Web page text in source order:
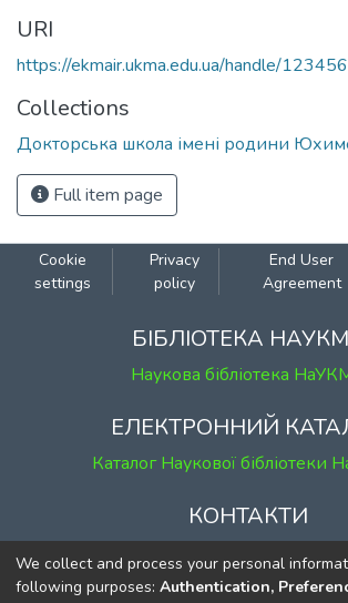
URI
https://ekmair.ukma.edu.ua/handle/
Collections
Докторська школа імені родини
Full item page
Cookie
settings
Privacy
policy
End User
Agreement
БІБЛІОТЕКА
Наукова бібліотека
ЕЛЕКТРОННИЙ
Каталог Наукової бібліотеки
КОНТАКТИ
м. Київ, вул. Григорія
к. 1, к. 120
We collect and process your personal
following purposes: Authentication,